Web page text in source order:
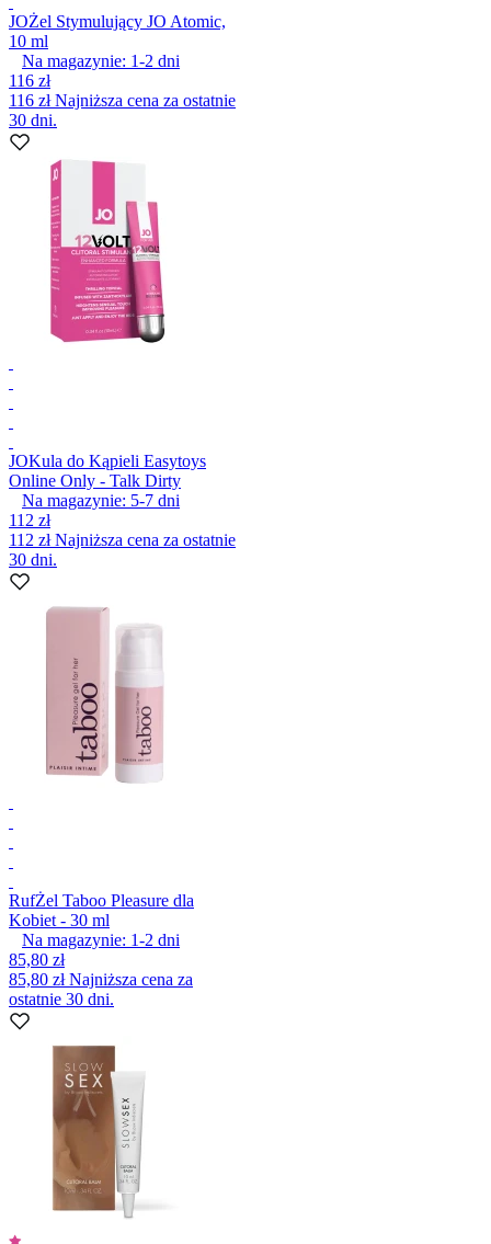
JOŻel Stymulujący JO Atomic,
10 ml
Na magazynie: 1-2 dni
116 zł
116 złNajniższa cena za ostatnie
30 dni.
JOKula do Kąpieli Easytoys
Online Only - Talk Dirty
Na magazynie: 5-7 dni
112 zł
112 złNajniższa cena za ostatnie
30 dni.
RufŻel Taboo Pleasure dla
Kobiet - 30 ml
Na magazynie: 1-2 dni
85,80 zł
85,80 złNajniższa cena za
ostatnie 30 dni.